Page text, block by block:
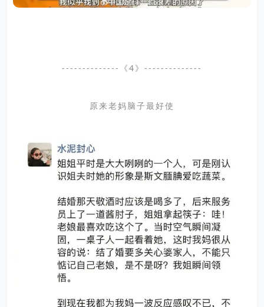
--------------《4》--------------
原来老妈脑子最好使